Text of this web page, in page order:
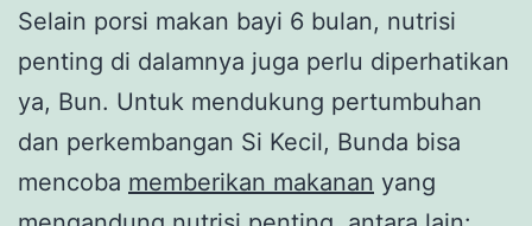
Selain porsi makan bayi 6 bulan, nutrisi
penting di dalamnya juga perlu diperhatikan
ya, Bun. Untuk mendukung pertumbuhan
dan perkembangan Si Kecil, Bunda bisa
mencoba memberikan makanan yang